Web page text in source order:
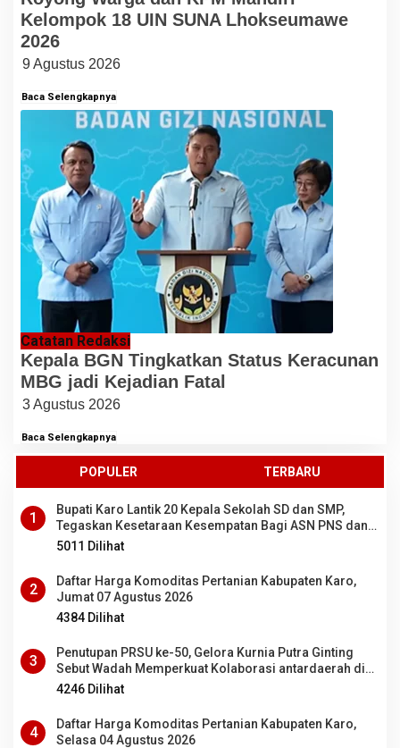
Kelompok 18 UIN SUNA Lhokseumawe
2026
9 Agustus 2026
Baca Selengkapnya
Catatan Redaksi
Kepala BGN Tingkatkan Status Keracunan
MBG jadi Kejadian Fatal
3 Agustus 2026
Baca Selengkapnya
POPULER TERBARU
1
Bupati Karo Lantik 20 Kepala Sekolah SD dan SMP,
Tegaskan Kesetaraan Kesempatan Bagi ASN PNS dan
PPPK
5011 Dilihat
2
Daftar Harga Komoditas Pertanian Kabupaten Karo,
Jumat 07 Agustus 2026
4384 Dilihat
3
Penutupan PRSU ke-50, Gelora Kurnia Putra Ginting
Sebut Wadah Memperkuat Kolaborasi antardaerah di
Sumut
4246 Dilihat
4
Daftar Harga Komoditas Pertanian Kabupaten Karo,
Selasa 04 Agustus 2026